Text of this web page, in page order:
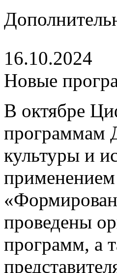
16.10.2024
Новые
В октябре
программам
культуры и
применением
проведены
программ, а